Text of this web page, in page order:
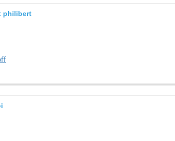
philibert